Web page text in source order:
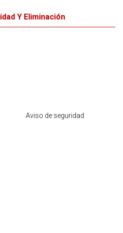
Y Eliminación
Aviso de seguridad